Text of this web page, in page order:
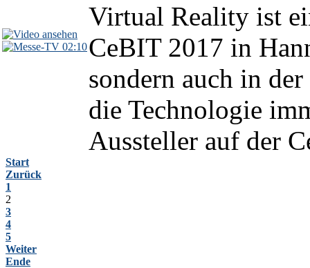
02:10
Virtual Reality ist
CeBIT 2017 in
sondern auch in
die Technologie
Aussteller auf der
Start
Zurück
1
2
3
4
5
Weiter
Ende